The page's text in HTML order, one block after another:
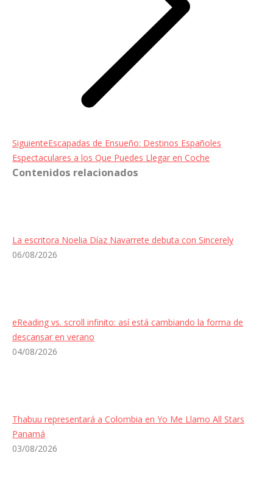
SiguienteEntrada
siguiente:
Escapadas de Ensueño: Destinos Españoles
Espectaculares a los Que Puedes Llegar en Coche
Contenidos relacionados
La escritora Noelia Díaz Navarrete debuta con Sincerely
06/08/2026
eReading vs. scroll infinito: así está cambiando la forma de
descansar en verano
04/08/2026
Thabuu representará a Colombia en Yo Me Llamo All Stars
Panamá
03/08/2026